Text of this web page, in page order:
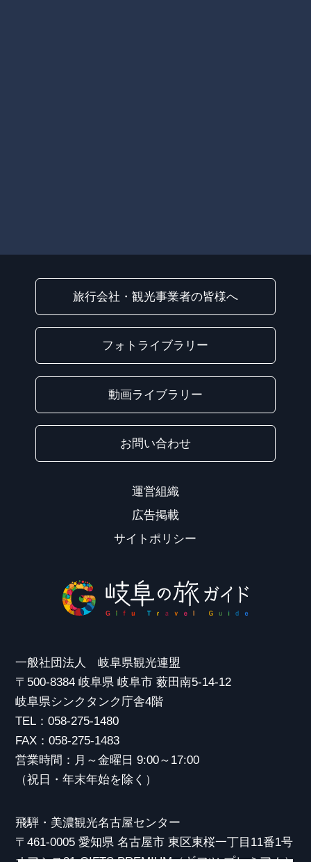
旅行会社・観光事業者の皆様へ
フォトライブラリー
動画ライブラリー
お問い合わせ
運営組織
広告掲載
サイトポリシー
一般社団法人 岐阜県観光連盟
〒500-8384 岐阜県 岐阜市 薮田南5-14-12
岐阜県シンクタンク庁舎4階
TEL：058-275-1480
FAX：058-275-1483
営業時間：月～金曜日 9:00～17:00
（祝日・年末年始を除く）
飛騨・美濃観光名古屋センター
〒461-0005 愛知県 名古屋市 東区東桜一丁目11番1号